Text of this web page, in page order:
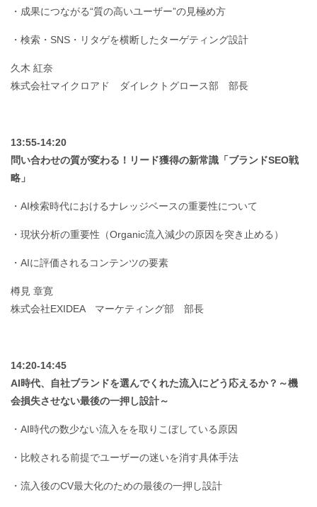
・成果につながる“質の高いユーザー”の見極め方
・検索・SNS・リタゲを横断したターゲティング設計
久木 紅奈
株式会社マイクロアド ダイレクトグロース部 部長
13:55-14:20
問い合わせの質が変わる！リード獲得の新常識「ブランドSEO戦
略」
・AI検索時代におけるナレッジベースの重要性について
・現状分析の重要性（Organic流入減少の原因を突き止める）
・AIに評価されるコンテンツの要素
樽見 章寛
株式会社EXIDEA マーケティング部 部長
14:20-14:45
AI時代、自社ブランドを選んでくれた流入にどう応えるか？～機
会損失させない最後の一押し設計～
・AI時代の数少ない流入をを取りこぼしている原因
・比較される前提でユーザーの迷いを消す具体手法
・流入後のCV最大化のための最後の一押し設計